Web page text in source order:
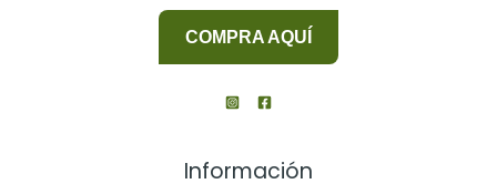
COMPRA AQUÍ
Información